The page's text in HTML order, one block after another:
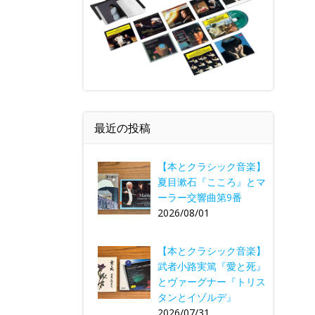
最近の投稿
【本とクラシック音楽】
夏目漱石『こころ』とマ
ーラー交響曲第9番
2026/08/01
【本とクラシック音楽】
武者小路実篤『愛と死』
とヴァーグナー『トリス
タンとイゾルデ』